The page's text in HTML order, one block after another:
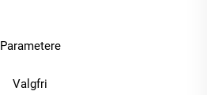
Parametere
Valgfri